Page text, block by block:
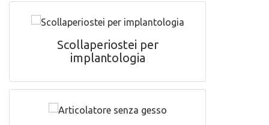
Scollaperiostei per
implantologia